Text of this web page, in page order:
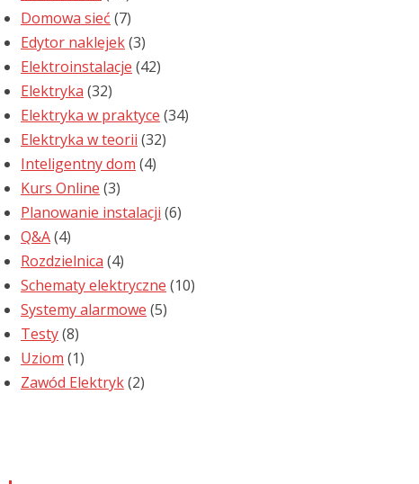
Domowa sieć (7)
Edytor naklejek(3)
Elektroinstalacje (42)
Elektryka (32)
Elektryka w praktyce (34)
Elektryka w teorii (32)
Inteligentny dom (4)
Kurs Online (3)
Planowanie instalacji (6)
Q&A(4)
Rozdzielnica (4)
Schematy elektryczne (10)
Systemy alarmowe (5)
Testy(8)
Uziom (1)
Zawód Elektryk(2)